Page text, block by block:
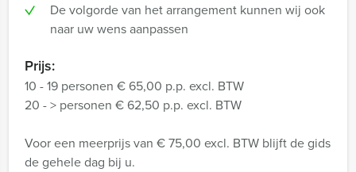
De volgorde van het arrangement kunnen wij ook
naar uw wens aanpassen
Prijs:
10 - 19 personen € 65,00 p.p. excl. BTW
20 - > personen € 62,50 p.p. excl. BTW
Voor een meerprijs van € 75,00 excl. BTW blijft de gids
de gehele dag bij u.